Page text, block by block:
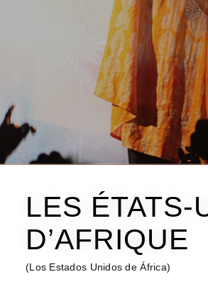
LES ÉTATS-
D’AFRIQUE
(Los Estados Unidos de África)